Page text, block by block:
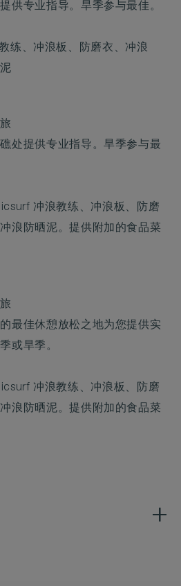
供专业指导。旱季参与最佳。
练、冲浪板、防磨衣、冲浪
处提供专业指导。旱季参与最
冲浪教练、冲浪板、防磨
浪防晒泥。提供附加的食品菜
最佳休憩放松之地为您提供实
或旱季。
冲浪教练、冲浪板、防磨
浪防晒泥。提供附加的食品菜